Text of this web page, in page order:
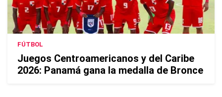
FÚTBOL
Juegos Centroamericanos y del Caribe
2026: Panamá gana la medalla de Bronce